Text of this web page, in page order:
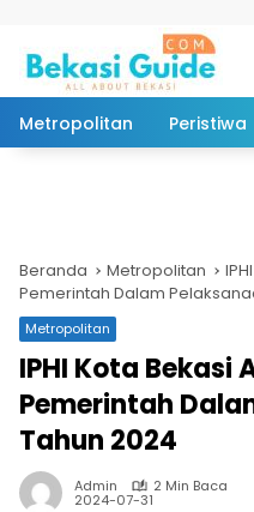
Metropolitan Peristiwa
Beranda Metropolitan
Pemerintah Dalam
Metropolitan
IPHI Kota Bekasi
Pemerintah
Tahun 2024
Admin 2 Min Baca
2024-07-31